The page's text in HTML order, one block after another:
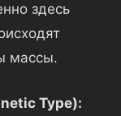
здесь
массы.
Type):